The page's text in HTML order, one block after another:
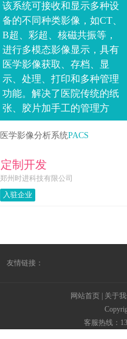
该系统可接收和显示多种设
备的不同种类影像，如CT、
B超、彩超、核磁共振等，
进行多模态影像显示，具有
医学影像获取、存档、显
示、处理、打印和多种管理
功能。解决了医院传统的纸
张、胶片加手工的管理方
式，改变了过去医学影像的
独占性，节约了胶片、仓库
医学影像分析系统PACS
定制开发
郑州时进科技有限公司
入驻企业
友情链接：
网站首页
关于
客服热线：